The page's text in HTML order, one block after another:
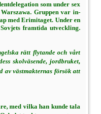
som under sex
Gruppen var in­
med Erimitaget. Under en
framtida utveckling.
rätt flytande och vårt
skolväsende, jordbruket,
av västmakternas för­sök att
med vilka han kunde tala